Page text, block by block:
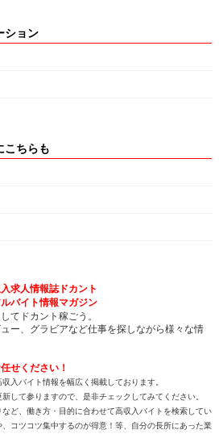
ション
こちらも
求人情報誌ドカント
バイト情報マガジン
てドカント稼ごう。
ー、グラビアなど仕事を探しながら様々な情
せください！
入バイト情報を幅広く掲載しております。
して参りますので、是非チェックしてみてください。
ど、働き方・目的に合わせて高収入バイトを検索してい
コツコツ集中するのが得意！等、自分の長所にあった業